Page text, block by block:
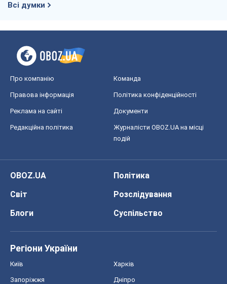
Всі думки
Про компанію Команда
Правова інформація Політика конфіденційності
Реклама на сайті Документи
Редакційна політика
Журналісти OBOZ.UA на місці
подій
OBOZ.UA
Політика
Світ
Розслідування
Блоги
Суспільство
Регіони України
Київ Харків
Запоріжжя Дніпро